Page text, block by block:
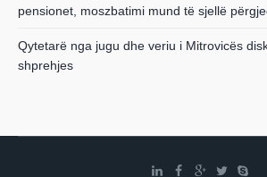
pensionet, moszbatimi mund të sjellë
Qytetarë nga jugu dhe veriu i Mitrovicës
shprehjes